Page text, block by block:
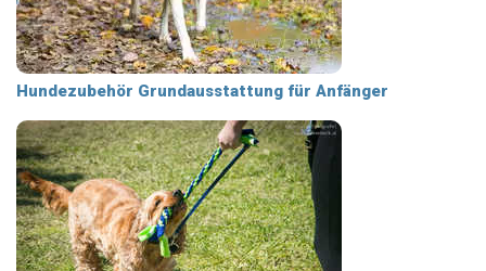
Hundezubehör Grundausstattung für Anfänger